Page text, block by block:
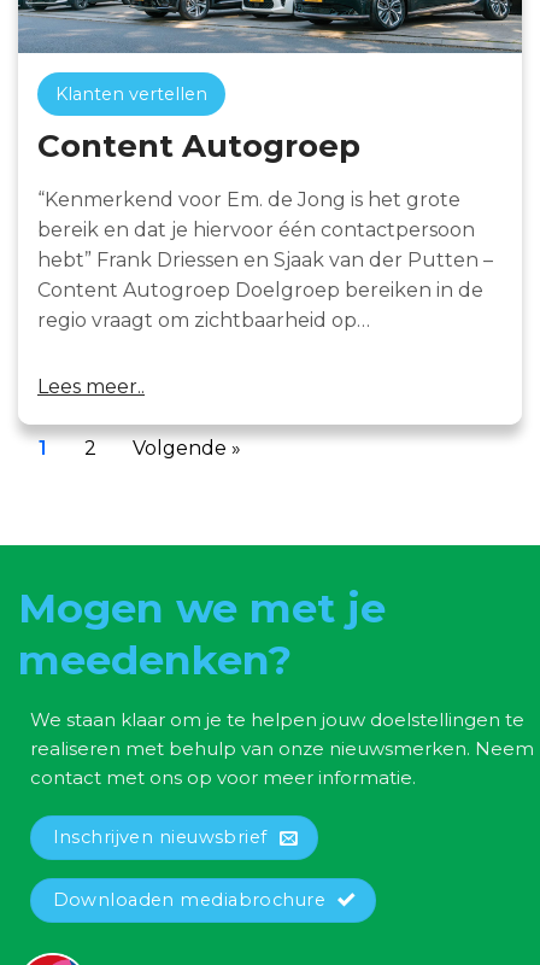
Klanten vertellen
Content Autogroep
“Kenmerkend voor Em. de Jong is het grote
bereik en dat je hiervoor één contactpersoon
hebt” Frank Driessen en Sjaak van der Putten –
Content Autogroep Doelgroep bereiken in de
regio vraagt om zichtbaarheid op…
Lees meer..
1 2 Volgende »
Mogen we met je
meedenken?
We staan klaar om je te helpen jouw doelstellingen te
realiseren met behulp van onze nieuwsmerken. Neem
contact met ons op voor meer informatie.
Inschrijven nieuwsbrief
Downloaden mediabrochure